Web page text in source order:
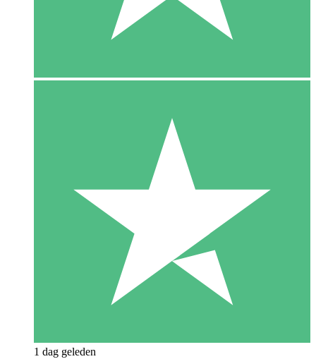
1 dag geleden